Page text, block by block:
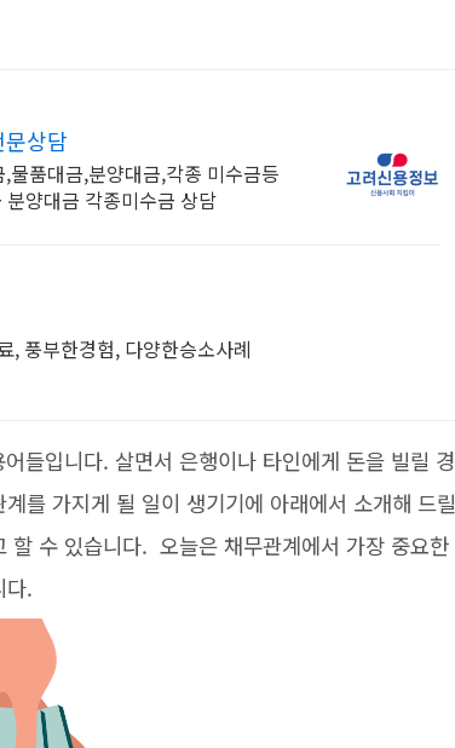
상담
품대금,분양대금,각종 미수금등
양대금 각종미수금 상담
, 풍부한경험, 다양한승소사례
들입니다. 살면서 은행이나 타인에게 돈을 빌릴 경
를 가지게 될 일이 생기기에 아래에서 소개해 드릴
할 수 있습니다. 오늘은 채무관계에서 가장 중요한
다.